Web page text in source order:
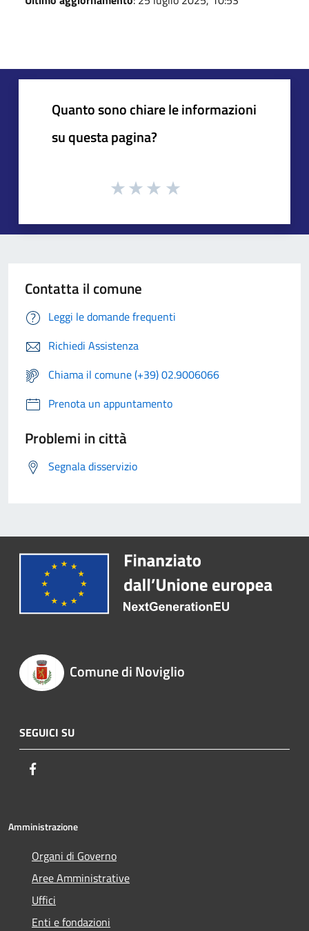
Quanto sono chiare le informazioni
su questa pagina?
Contatta il comune
Leggi le domande frequenti
Richiedi Assistenza
Chiama il comune (+39) 02.9006066
Prenota un appuntamento
Problemi in città
Segnala disservizio
Comune di Noviglio
SEGUICI SU
Amministrazione
Organi di Governo
Aree Amministrative
Uffici
Enti e fondazioni